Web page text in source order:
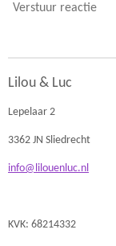
Verstuur reactie
Lilou & Luc
Lepelaar 2
3362 JN Sliedrecht
info@lilouenluc.nl
KVK: 68214332